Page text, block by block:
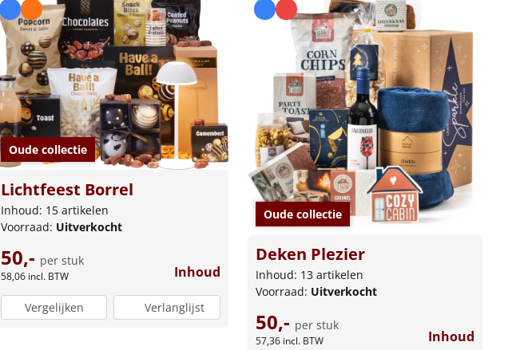
Oude collectie
Lichtfeest Borrel
Inhoud: 15 artikelen
Voorraad: Uitverkocht
50,- per stuk
58,06 incl. BTW Inhoud
Vergelijken Verlanglijst
Oude collectie
Deken Plezier
Inhoud: 13 artikelen
Voorraad: Uitverkocht
50,- per stuk
57,36 incl. BTW Inhoud